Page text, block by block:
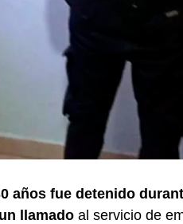
años fue detenido
llamado al servicio de